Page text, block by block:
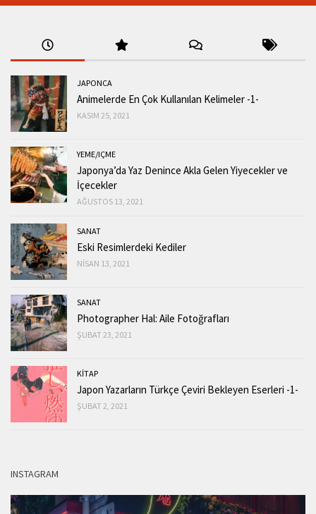
JAPONCA
Animelerde En Çok Kullanılan Kelimeler -1-
KASIM 25, 2021
YEME/IÇME
Japonya’da Yaz Denince Akla Gelen Yiyecekler ve
İçecekler
AĞUSTOS 13, 2021
SANAT
Eski Resimlerdeki Kediler
NISAN 13, 2021
SANAT
Photographer Hal: Aile Fotoğrafları
ŞUBAT 23, 2021
KİTAP
Japon Yazarların Türkçe Çeviri Bekleyen Eserleri -1-
ŞUBAT 2, 2021
INSTAGRAM